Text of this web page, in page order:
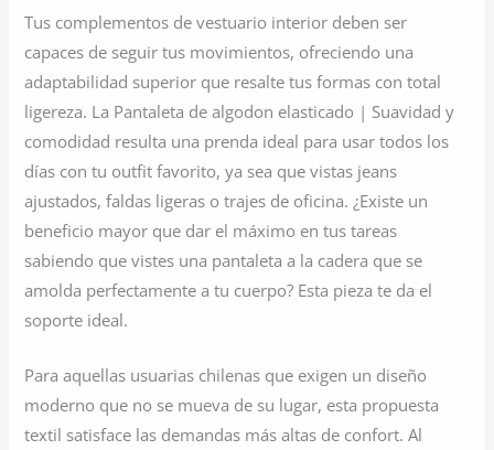
Tus complementos de vestuario interior deben ser
capaces de seguir tus movimientos, ofreciendo una
adaptabilidad superior que resalte tus formas con total
ligereza. La Pantaleta de algodon elasticado | Suavidad y
comodidad resulta una prenda ideal para usar todos los
días con tu outfit favorito, ya sea que vistas jeans
ajustados, faldas ligeras o trajes de oficina. ¿Existe un
beneficio mayor que dar el máximo en tus tareas
sabiendo que vistes una pantaleta a la cadera que se
amolda perfectamente a tu cuerpo? Esta pieza te da el
soporte ideal.
Para aquellas usuarias chilenas que exigen un diseño
moderno que no se mueva de su lugar, esta propuesta
textil satisface las demandas más altas de confort. Al